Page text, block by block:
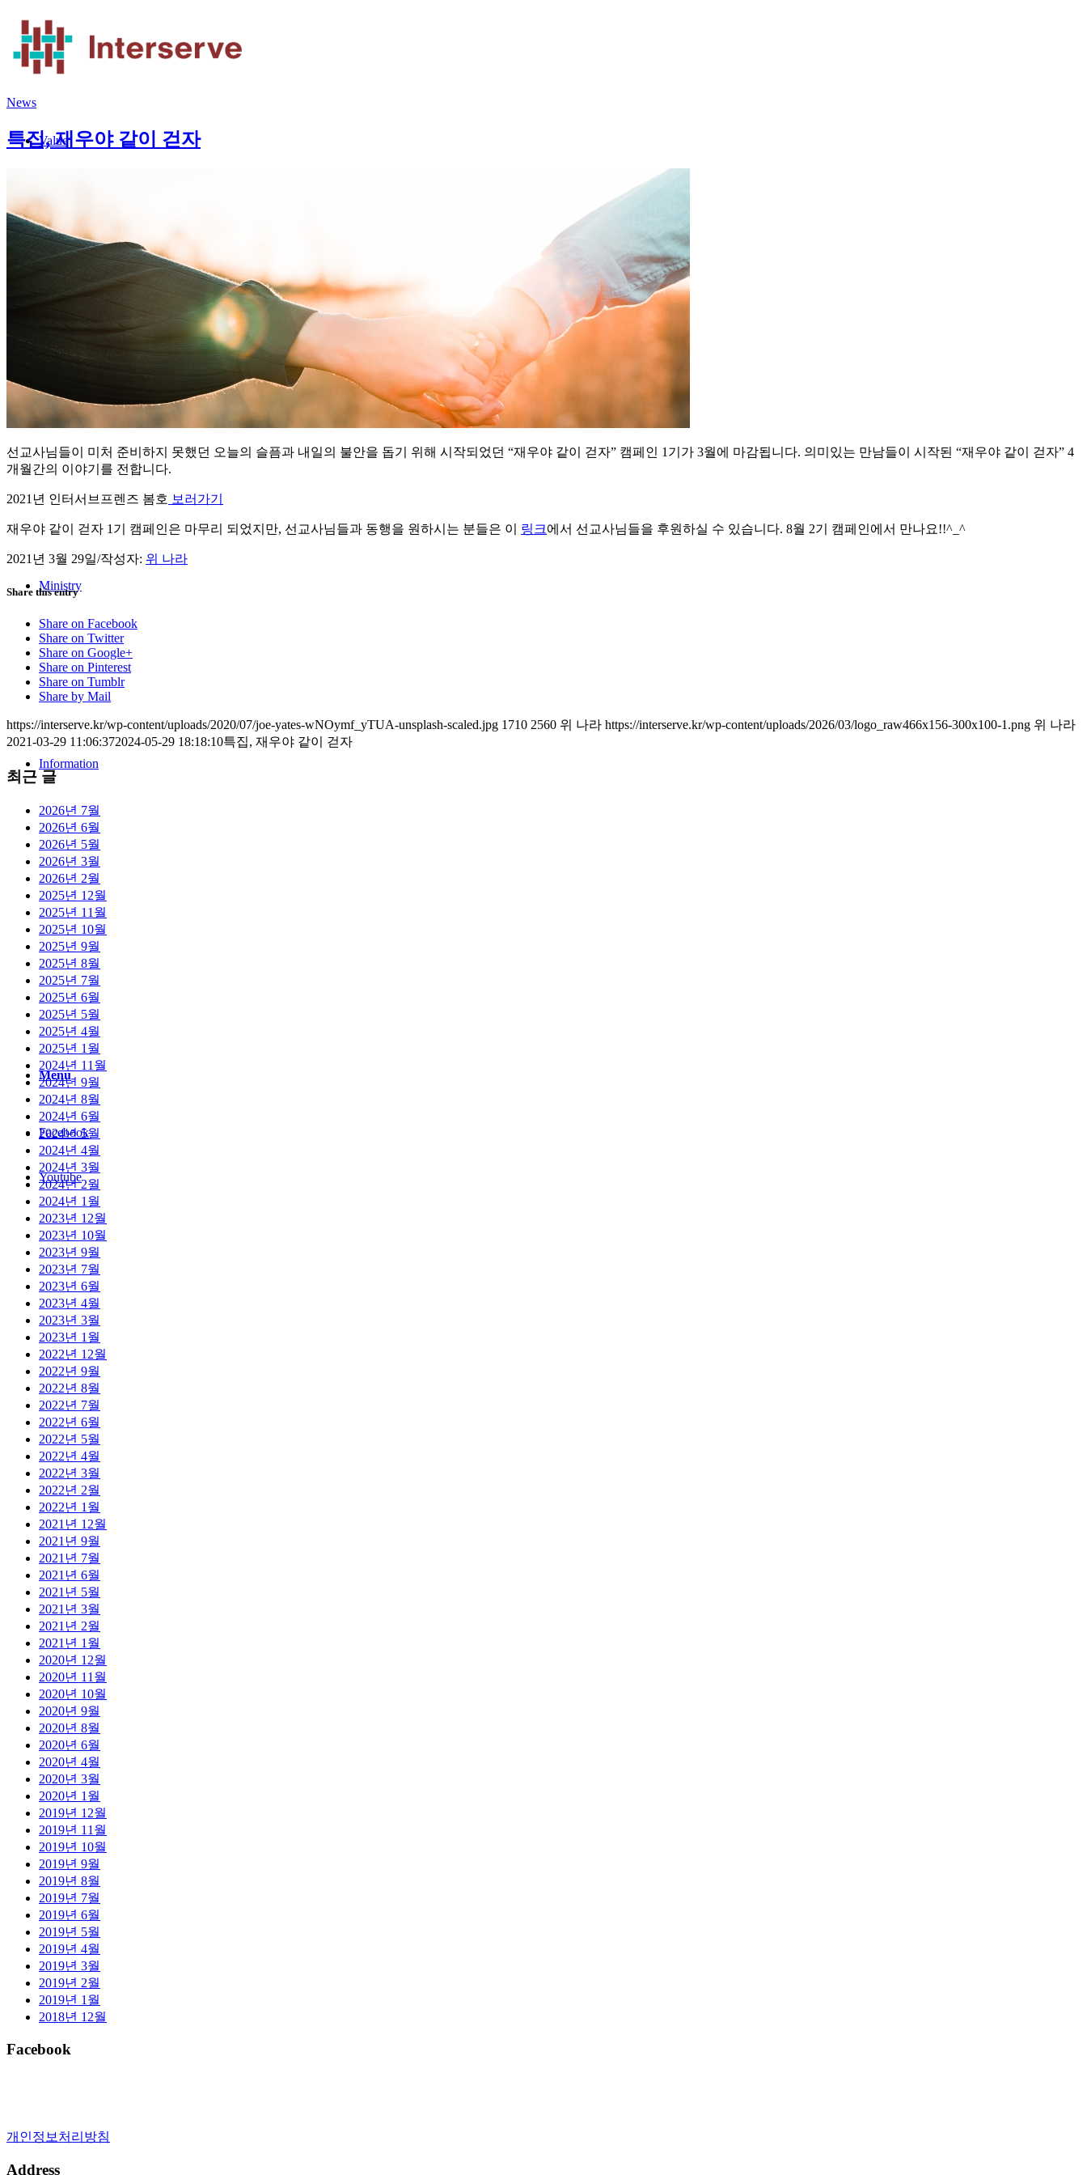
Value
Ministry
Information
Menu
Facebook
Youtube
News
특집, 재우야 같이 걷자
선교사님들이 미처 준비하지 못했던 오늘의 슬픔과 내일의 불안을 돕기 위해 시작되었던 “재우야 같이 걷자” 캠페인 1기가 3월에 마감됩니다. 의미있는 만남들이 시작된 “재우야 같이 걷자” 4
개월간의 이야기를 전합니다.
2021년 인터서브프렌즈 봄호 보러가기
재우야 같이 걷자 1기 캠페인은 마무리 되었지만, 선교사님들과 동행을 원하시는 분들은 이 링크에서 선교사님들을 후원하실 수 있습니다. 8월 2기 캠페인에서 만나요!!^_^
2021년 3월 29일/작성자: 위 나라
Share this entry
Share on Facebook
Share on Twitter
Share on Google+
Share on Pinterest
Share on Tumblr
Share by Mail
https://interserve.kr/wp-content/uploads/2020/07/joe-yates-wNOymf_yTUA-unsplash-scaled.jpg 1710 2560 위 나라 https://interserve.kr/wp-content/uploads/2026/03/logo_raw466x156-300x100-1.png 위 나라
2021-03-29 11:06:372024-05-29 18:18:10특집, 재우야 같이 걷자
최근 글
2026년 7월
2026년 6월
2026년 5월
2026년 3월
2026년 2월
2025년 12월
2025년 11월
2025년 10월
2025년 9월
2025년 8월
2025년 7월
2025년 6월
2025년 5월
2025년 4월
2025년 1월
2024년 11월
2024년 9월
2024년 8월
2024년 6월
2024년 5월
2024년 4월
2024년 3월
2024년 2월
2024년 1월
2023년 12월
2023년 10월
2023년 9월
2023년 7월
2023년 6월
2023년 4월
2023년 3월
2023년 1월
2022년 12월
2022년 9월
2022년 8월
2022년 7월
2022년 6월
2022년 5월
2022년 4월
2022년 3월
2022년 2월
2022년 1월
2021년 12월
2021년 9월
2021년 7월
2021년 6월
2021년 5월
2021년 3월
2021년 2월
2021년 1월
2020년 12월
2020년 11월
2020년 10월
2020년 9월
2020년 8월
2020년 6월
2020년 4월
2020년 3월
2020년 1월
2019년 12월
2019년 11월
2019년 10월
2019년 9월
2019년 8월
2019년 7월
2019년 6월
2019년 5월
2019년 4월
2019년 3월
2019년 2월
2019년 1월
2018년 12월
Facebook
개인정보처리방침
Address